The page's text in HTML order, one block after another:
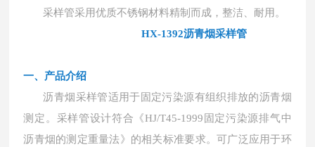
采样管采用优质不锈钢材料精制而成，整洁、耐用。
HX-1392沥青烟采样管
一、产品介绍
沥青烟采样管适用于固定污染源有组织排放的沥青烟
测定。采样管设计符合《HJ/T45-1999固定污染源排气中
沥青烟的测定重量法》的相关标准要求。可广泛应用于环